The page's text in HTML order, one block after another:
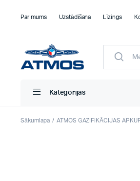
Par mums Uzstādīšana Līzings
Kategorijas
Sākumlapa ATMOS GAZIFIKĀCIJAS